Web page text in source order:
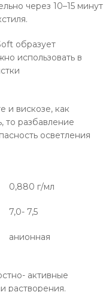
через 10–15 минут
образует
использовать в
и вискозе, как
то разбавление
осветления
г/мл
7,5
активные
растворения.